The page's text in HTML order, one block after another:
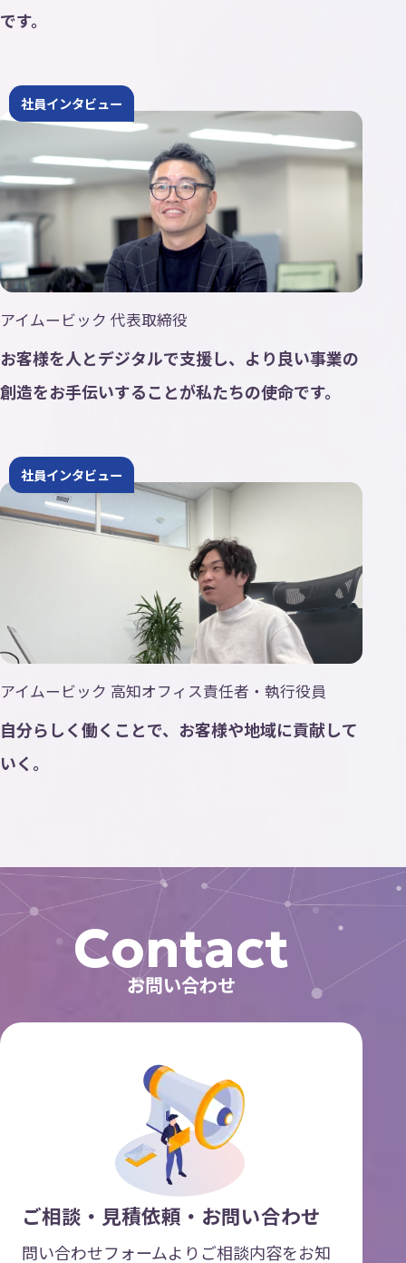
です。
社員インタビュー
アイムービック 代表取締役
お客様を人とデジタルで支援し、より良い事業の
創造をお手伝いすることが私たちの使命です。
社員インタビュー
アイムービック 高知オフィス責任者・執行役員
自分らしく働くことで、お客様や地域に貢献して
いく。
Contact
お問い合わせ
ご相談・見積依頼・お問い合わせ
問い合わせフォームよりご相談内容をお知